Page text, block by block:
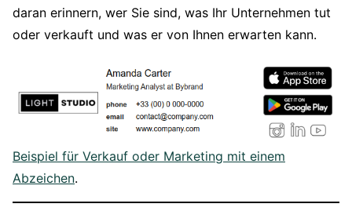
daran erinnern, wer Sie sind, was Ihr Unternehmen tut
oder verkauft und was er von Ihnen erwarten kann.
Beispiel für Verkauf oder Marketing mit einem
Abzeichen.